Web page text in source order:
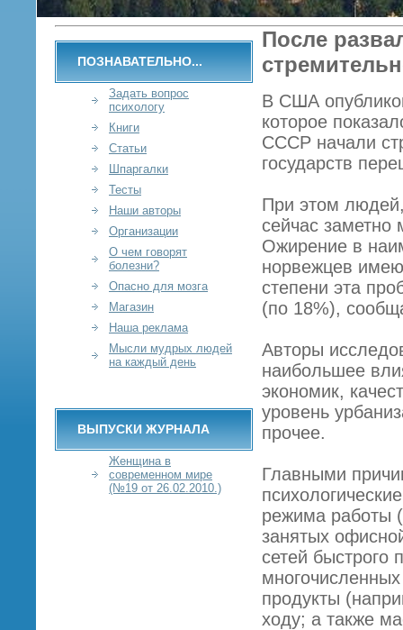
После
В США
которое
СССР начали
государств
При этом
сейчас заметно
Ожирение в
норвежцев
степени эта
(по 18%),
Авторы
наибольшее
экономик,
уровень
прочее.
Главными
режима работы
занятых
сетей быстрого
продукты
ходу; а также
ПОЗНАВАТЕЛЬНО...
Задать вопрос
психологу
Книги
Статьи
Шпаргалки
Тесты
Наши авторы
Организации
О чем говорят
болезни?
Опасно для мозга
Магазин
Наша реклама
Мысли мудрых людей
на каждый день
ВЫПУСКИ ЖУРНАЛА
Женщина в
современном мире
(№19 от 26.02.2010.)